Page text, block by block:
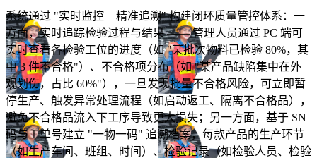
系统通过 "实时监控 + 精准追溯" 构建闭环质量管控体系：一
方面，实时追踪检验过程与结果 —— 管理人员通过 PC 端可
实时查看各检验工位的进度（如 "某批次物料已检验 80%，其
中 3 件不合格"）、不合格项分布（如 "某产品缺陷集中在外
观划伤，占比 60%"），一旦发现批量不合格风险，可立即暂
停生产、触发异常处理流程（如启动返工、隔离不合格品），
避免不合格品流入下工序导致更大损失；另一方面，基于 SN
码与工单号建立 "一物一码" 追溯档案，每款产品的生产环节
（如生产车间、班组、时间）、检验记录（如检验人员、检验